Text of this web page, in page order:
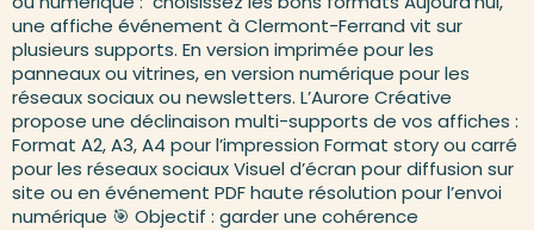
une affiche événement à Clermont-Ferrand vit sur
plusieurs supports. En version imprimée pour les
panneaux ou vitrines, en version numérique pour les
réseaux sociaux ou newsletters. L’Aurore Créative
propose une déclinaison multi-supports de vos affiches :
Format A2, A3, A4 pour l’impression Format story ou carré
pour les réseaux sociaux Visuel d’écran pour diffusion sur
site ou en événement PDF haute résolution pour l’envoi
numérique 🎯 Objectif : garder une cohérence